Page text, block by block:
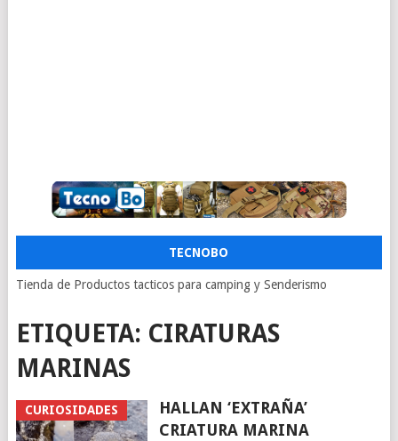
TECNOBO
Tienda de Productos tacticos para camping y Senderismo
ETIQUETA: CIRATURAS
MARINAS
CURIOSIDADES
HALLAN ‘EXTRAÑA’
CRIATURA MARINA